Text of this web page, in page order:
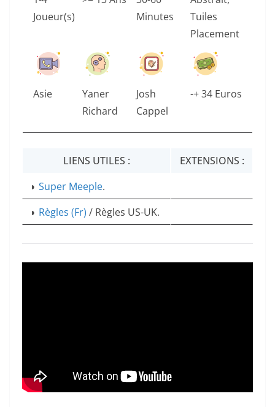
Joueur(s)
Minutes
Tuiles
Placement
Asie
Yaner
Richard
Josh
Cappel
-+ 34 Euros
LIENS UTILES :
EXTENSIONS :
◗ Super Meeple.
◗ Règles (Fr) / Règles US-UK.